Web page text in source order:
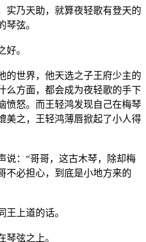
实乃天助，就算夜轻歌有登天的
琴弦。
好。
的世界，他天选之子王府少主的
么方面，都会成为夜轻歌的手下
愤怒。而王轻鸿发现自己在梅琴
美之，王轻鸿薄唇掀起了小人得
说：“哥哥，这古木琴，除却梅
不必担心，到底是小地方来的
王上道的话。
琴弦之上。